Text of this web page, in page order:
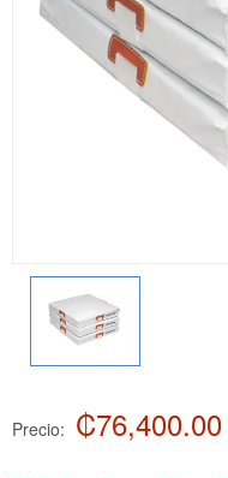
Precio: ₡76,400.00